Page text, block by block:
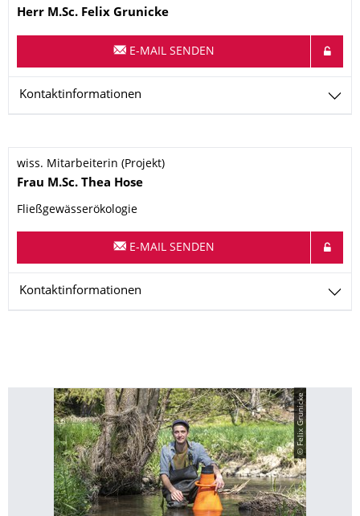
Name
Herr M.Sc. Felix Grunicke
E-MAIL SENDEN
Kontaktinformationen
wiss. Mitarbeiterin (Projekt)
Name
Frau M.Sc. Thea Hose
Fließgewässerökologie
E-MAIL SENDEN
Kontaktinformationen
© Felix Grunicke